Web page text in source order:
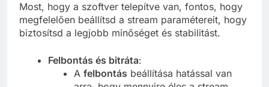
Most, hogy a szoftver telepítve van, fontos, hogy
megfelelően beállítsd a stream paramétereit, hogy
biztosítsd a legjobb minőséget és stabilitást.
Felbontás és bitráta:
Afelbontás beállítása hatással van